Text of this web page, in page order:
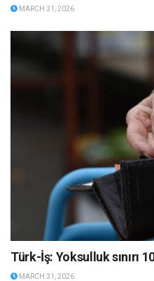
MARCH 31, 2026
Türk-İş: Yoksulluk sınırı
MARCH 31, 2026